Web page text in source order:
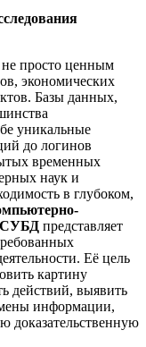
просто ценным
экономических
Базы данных,
уникальные
до логинов
временных
наук и
в глубоком,
СУБД представляет
Её цель
картину
действий, выявить
информации,
доказательственную